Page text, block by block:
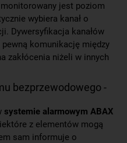
jest poziom
wybiera kanał o
Dywersyfikacja kanałów
komunikację między
zakłócenia niżeli w innych
bezprzewodowego -
systemie alarmowym ABAX
z elementów mogą
sam informuje o